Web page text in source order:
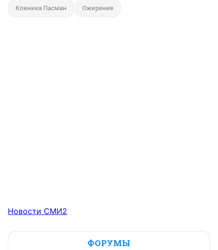
Клиника Пасман Ожирение
Новости СМИ2
ФОРУМЫ